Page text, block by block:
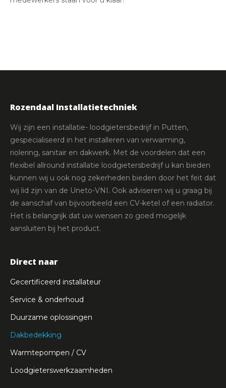
Rozendaal Installatietechniek
Wij zijn een installatie- loodgietersbedrijf in Putten,
gespecialiseerd in het installeren van verwarming,
riolering, sanitair en dakwerk. Met de voordelen dat een
flexibel allround installatie loodgietersbedrijf u kan bieden
kunnen wij u ook nog zekerheden bieden door het feit dat
wij lid zijn van de Uneto-VNI. Ook adviseren wij u graag bij
de aanschaf van bijvoorbeeld een CV-ketel of een radiator.
Het is belangrijk dat uw wensen zo goed mogelijk
aansluiten bij het product.
Direct naar
Gecertificeerd installateur
Service & onderhoud
Duurzame oplossingen
Dakbedekking
Warmtepompen / CV
Loodgieterswerkzaamheden